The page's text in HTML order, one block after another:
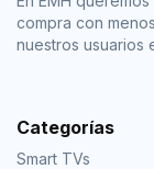
compra con
nuestros usuarios
Categorías
Smart TVs